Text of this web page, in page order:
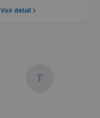
Voir détail
T